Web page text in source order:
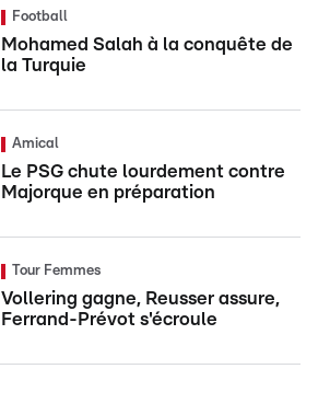
Football
Mohamed Salah à la conquête de
la Turquie
Amical
Le PSG chute lourdement contre
Majorque en préparation
Tour Femmes
Vollering gagne, Reusser assure,
Ferrand-Prévot s'écroule